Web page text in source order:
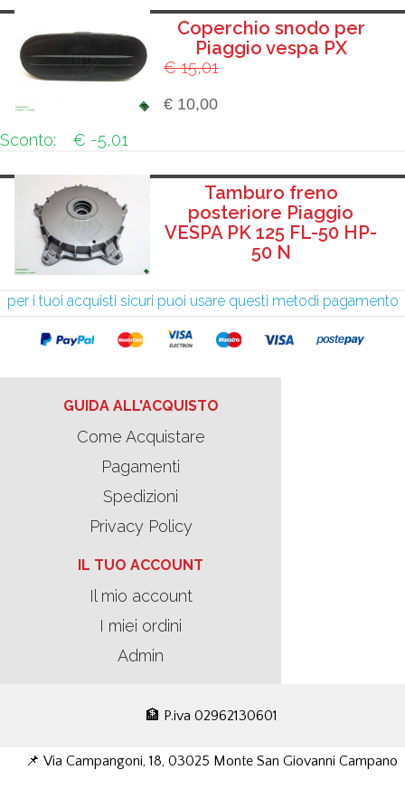
Coperchio snodo per
Piaggio vespa PX
€ 15,01
€ 10,00
Sconto: € -5,01
Tamburo freno
posteriore Piaggio
VESPA PK 125 FL-50 HP-
50 N
per i tuoi acquisti sicuri puoi usare questi metodi pagamento
GUIDA ALL'ACQUISTO
Come Acquistare
Pagamenti
Spedizioni
Privacy Policy
IL TUO ACCOUNT
Il mio account
I miei ordini
Admin
🏦 P.iva 02962130601
📌 Via Campangoni, 18, 03025 Monte San Giovanni Campano